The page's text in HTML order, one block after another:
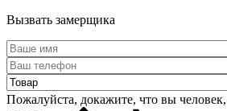
Вызвать замерщика
Пожалуйста, докажите, что вы